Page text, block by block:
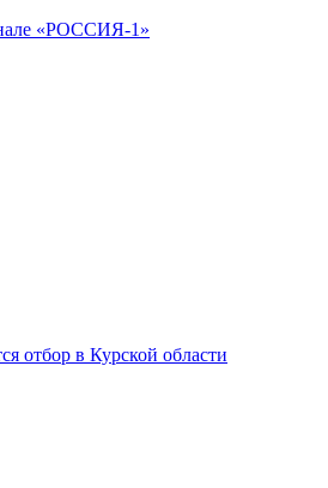
«РОССИЯ-1»
отбор в Курской области